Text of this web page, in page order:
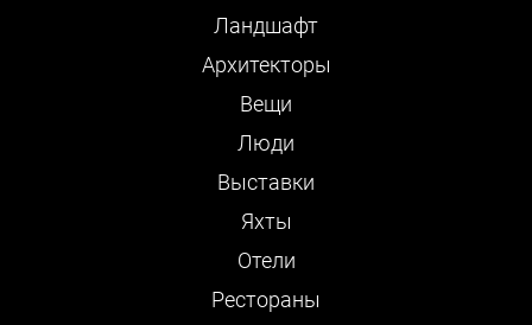
Ландшафт
Архитекторы
Вещи
Люди
Выставки
Яхты
Отели
Рестораны